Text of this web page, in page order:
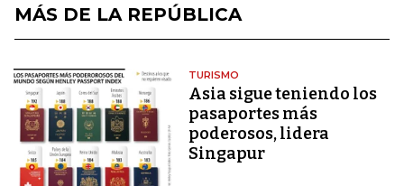
MÁS DE LA REPÚBLICA
TURISMO
Asia sigue teniendo los
pasaportes más
poderosos, lidera
Singapur